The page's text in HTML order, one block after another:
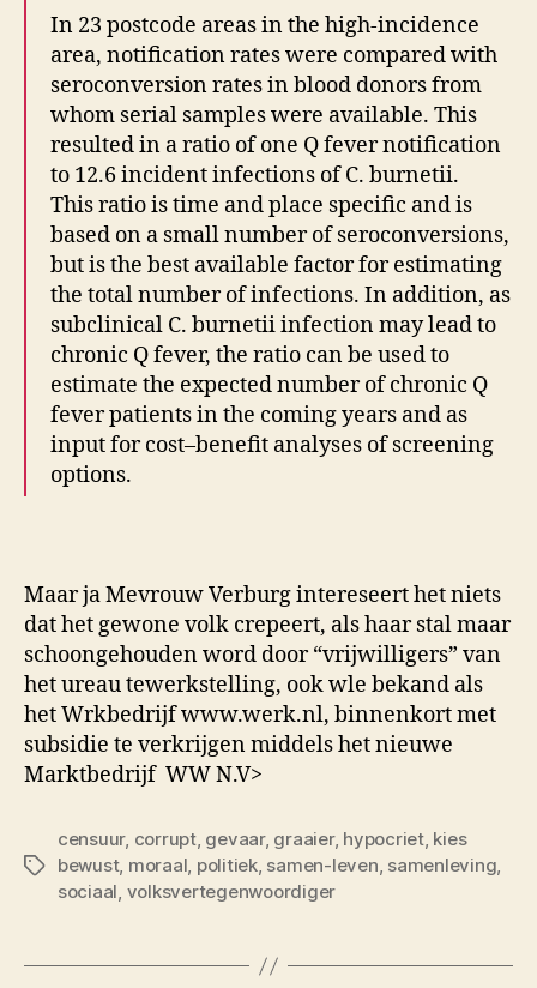
In 23 postcode areas in the high-incidence
area, notification rates were compared with
seroconversion rates in blood donors from
whom serial samples were available. This
resulted in a ratio of one Q fever notification
to 12.6 incident infections of C. burnetii.
This ratio is time and place specific and is
based on a small number of seroconversions,
but is the best available factor for estimating
the total number of infections. In addition, as
subclinical C. burnetii infection may lead to
chronic Q fever, the ratio can be used to
estimate the expected number of chronic Q
fever patients in the coming years and as
input for cost–benefit analyses of screening
options.
Maar ja Mevrouw Verburg intereseert het niets
dat het gewone volk crepeert, als haar stal maar
schoongehouden word door “vrijwilligers” van
het ureau tewerkstelling, ook wle bekand als
het Wrkbedrijf www.werk.nl, binnenkort met
subsidie te verkrijgen middels het nieuwe
Marktbedrijf WW N.V>
Tags
censuur, corrupt, gevaar, graaier, hypocriet, kies
bewust, moraal, politiek, samen-leven, samenleving,
sociaal, volksvertegenwoordiger